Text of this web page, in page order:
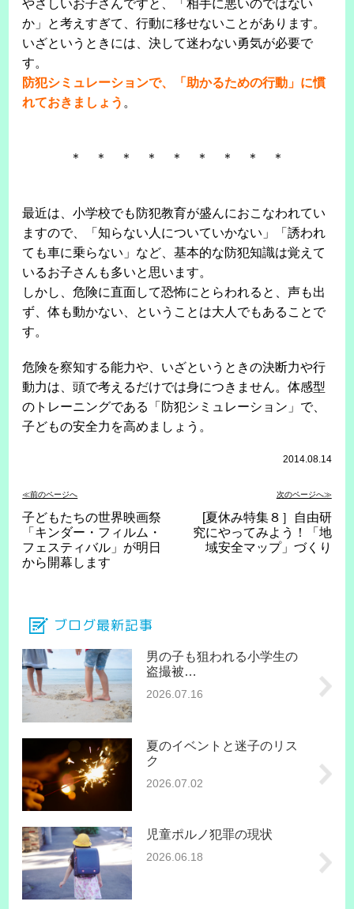
やさしいお子さんですと、「相手に悪いのではない
か」と考えすぎて、行動に移せないことがあります。
いざというときには、決して迷わない勇気が必要で
す。
防犯シミュレーションで、「助かるための行動」に慣
れておきましょう 。
＊ ＊ ＊ ＊ ＊ ＊ ＊ ＊ ＊
最近は、小学校でも防犯教育が盛んにおこなわれてい
ますので、「知らない人についていかない」「誘われ
ても車に乗らない」など、基本的な防犯知識は覚えて
いるお子さんも多いと思います。
しかし、危険に直面して恐怖にとらわれると、声も出
ず、体も動かない、ということは大人でもあることで
す。
危険を察知する能力や、いざというときの決断力や行
動力は、頭で考えるだけでは身につきません。体感型
のトレーニングである「防犯シミュレーション」で、
子どもの安全力を高めましょう。
2014.08.14
≪前のページへ 次のページへ≫
子どもたちの世界映画祭
「キンダー・フィルム・
フェスティバル」が明日
から開幕します
[夏休み特集８］自由研
究にやってみよう！「地
域安全マップ」づくり
ブログ最新記事
男の子も狙われる小学生の
盗撮被…
2026.07.16
夏のイベントと迷子のリス
ク
2026.07.02
児童ポルノ犯罪の現状
2026.06.18